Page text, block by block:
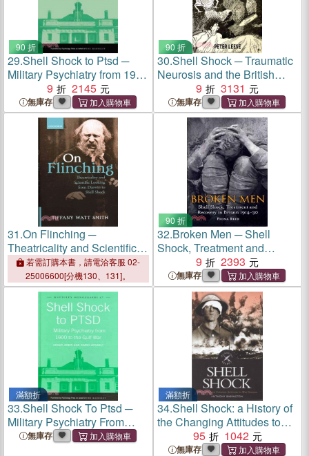
90 折
29.Shell Shock to Ptsd ─
Military Psychiatry from 1900
to the Gulf War
9 2145
無庫存
90 折
30.Shell Shock ─ Traumatic
Neurosis and the British
Soldiers of the First World
War
9 3131
無庫存
31.On Flinching ─
Theatricality and Scientific
Looking from Darwin to
Shell Shock
若需訂購本書，請電洽客服 02-
25006600[分機130、131]。
90 折
32.Broken Men ─ Shell
Shock, Treatment and
Recovery in Britain 1914-
1930
9 2393
無庫存
滿額折
33.Shell Shock To Ptsd ─
Military Psychiatry From
1900 To The Gulf War
無庫存
滿額折
34.Shell Shock: a History of
the Changing Attitudes to
War Neurosis
95 1042
無庫存